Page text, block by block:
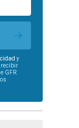
y
recibir
GFR